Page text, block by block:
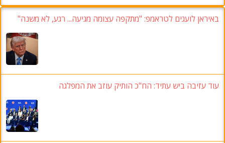
באיראן לועגים לטראמפ: "מתקפה עצומה מגיעה... רגע, לא משנה"
עוד עזיבה ביש עתיד: הח"כ הותיק עוזב את המפלגה